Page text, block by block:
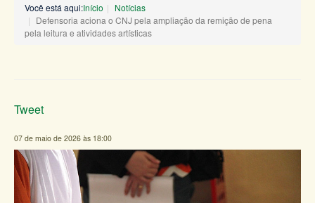
Você está aqui:Início
Notícias
Defensoria aciona o CNJ pela ampliação da remição de pena
pela leitura e atividades artísticas
Tweet
07 de maio de 2026 às 18:00